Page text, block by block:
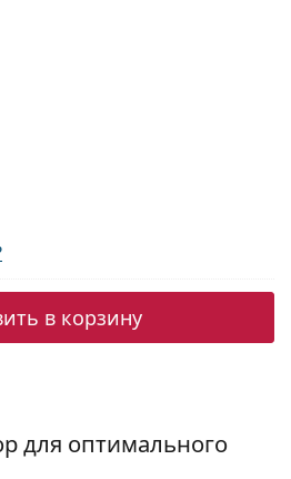
в корзину
для оптимального